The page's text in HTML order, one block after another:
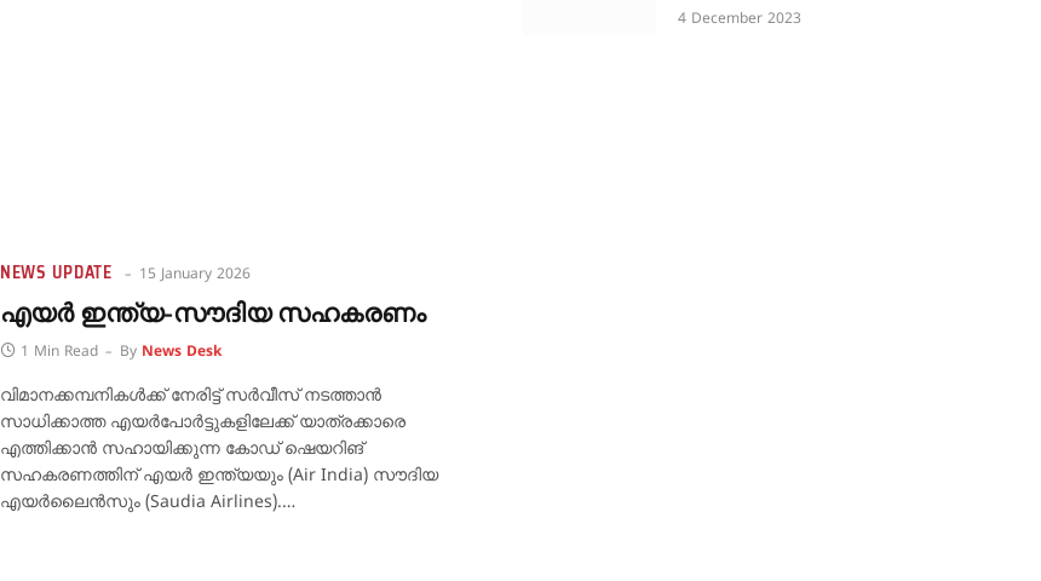
NEWS UPDATE 15 January 2026
എയർ ഇന്ത്യ-സൗദിയ സഹകരണം
1 Min Read By News Desk
വിമാനക്കമ്പനികൾക്ക് നേരിട്ട് സർവീസ് നടത്താൻ
സാധിക്കാത്ത എയർപോർട്ടുകളിലേക്ക് യാത്രക്കാരെ
എത്തിക്കാൻ സഹായിക്കുന്ന കോഡ് ഷെയറിങ്
സഹകരണത്തിന് എയർ ഇന്ത്യയും (Air India) സൗദിയ
എയർലൈൻസും (Saudia Airlines).…
4 December 2023